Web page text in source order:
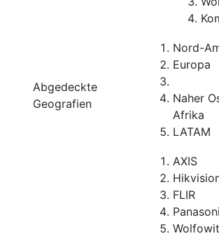
Abgedeckte
Geografien
Nord-
Europa
Naher
Afrika
LATAM
AXIS
FLIR